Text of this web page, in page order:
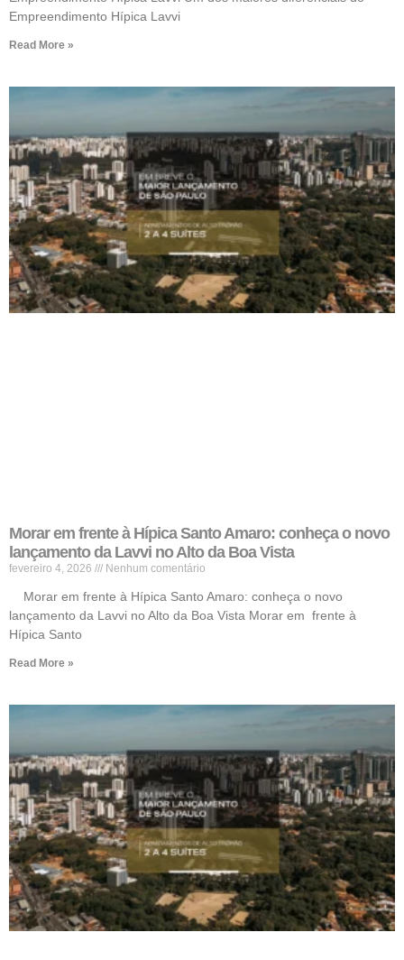
Empreendimento Hípica Lavvi
Read More »
Morar em frente à Hípica Santo Amaro: conheça o novo
lançamento da Lavvi no Alto da Boa Vista
fevereiro 4, 2026 Nenhum comentário
Morar em frente à Hípica Santo Amaro: conheça o novo
lançamento da Lavvi no Alto da Boa Vista Morar em frente à
Hípica Santo
Read More »